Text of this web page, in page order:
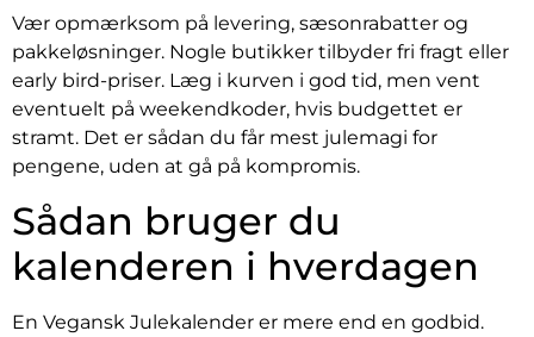
Vær opmærksom på levering, sæsonrabatter og
pakkeløsninger. Nogle butikker tilbyder fri fragt eller
early bird-priser. Læg i kurven i god tid, men vent
eventuelt på weekendkoder, hvis budgettet er
stramt. Det er sådan du får mest julemagi for
pengene, uden at gå på kompromis.
Sådan bruger du
kalenderen i hverdagen
En Vegansk Julekalender er mere end en godbid.